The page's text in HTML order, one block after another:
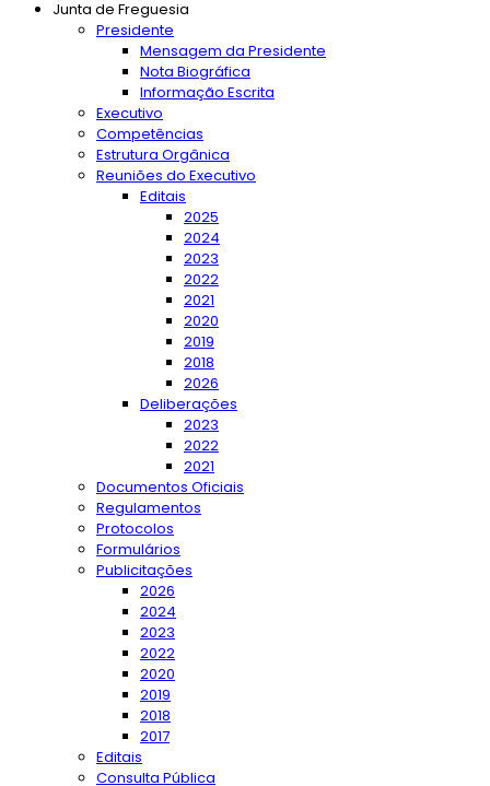
Junta de Freguesia
Presidente
Mensagem da Presidente
Nota Biográfica
Informação Escrita
Executivo
Competências
Estrutura Orgânica
Reuniões do Executivo
Editais
2025
2024
2023
2022
2021
2020
2019
2018
2026
Deliberações
2023
2022
2021
Documentos Oficiais
Regulamentos
Protocolos
Formulários
Publicitações
2026
2024
2023
2022
2020
2019
2018
2017
Editais
Consulta Pública